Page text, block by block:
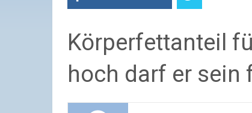
Körperfettanteil
hoch darf er sein